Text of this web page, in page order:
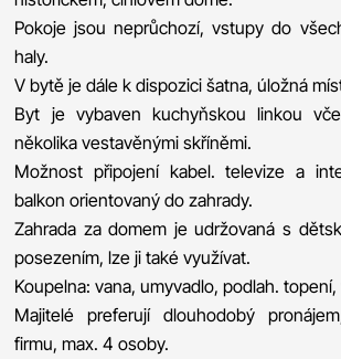
Pokoje jsou neprůchozí, vstupy do
haly.
V bytě je dále k dispozici šatna, úložná
Byt je vybaven kuchyňskou linkou
několika vestavěnými skříněmi.
Možnost připojení kabel. televize a
balkon orientovaný do zahrady.
Zahrada za domem je udržovaná s
posezením, lze ji také využívat.
Koupelna: vana, umyvadlo, podlah.
Majitelé preferují dlouhodobý
firmu, max. 4 osoby.